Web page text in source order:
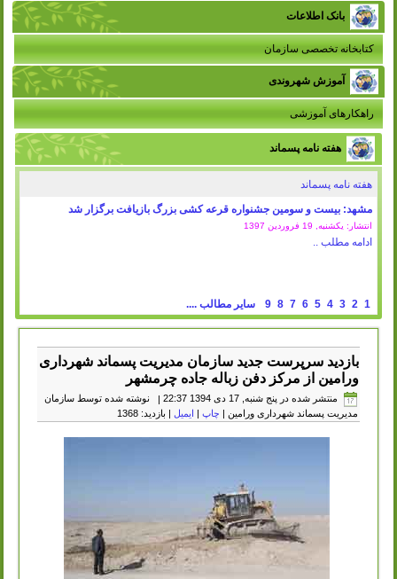
بانک اطلاعات
کتابخانه تخصصی سازمان
آموزش شهروندی
راهکارهای آموزشی
هفته نامه پسماند
هفته نامه پسماند
مشهد: بیست و سومین جشنواره قرعه کشی بزرگ بازیافت برگزار شد
انتشار: یکشنبه, 19 فروردين 1397
ادامه مطلب ..
1
2
3
4
5
6
7
8
9 سایر مطالب ....
بازدید سرپرست جدید سازمان مدیریت پسماند شهرداری
ورامین از مرکز دفن زباله جاده چرمشهر
منتشر شده در پنج شنبه, 17 دی 1394 22:37 |
نوشته شده توسط سازمان
مدیریت پسماند شهرداری ورامین | چاپ | ایمیل | بازدید: 1368